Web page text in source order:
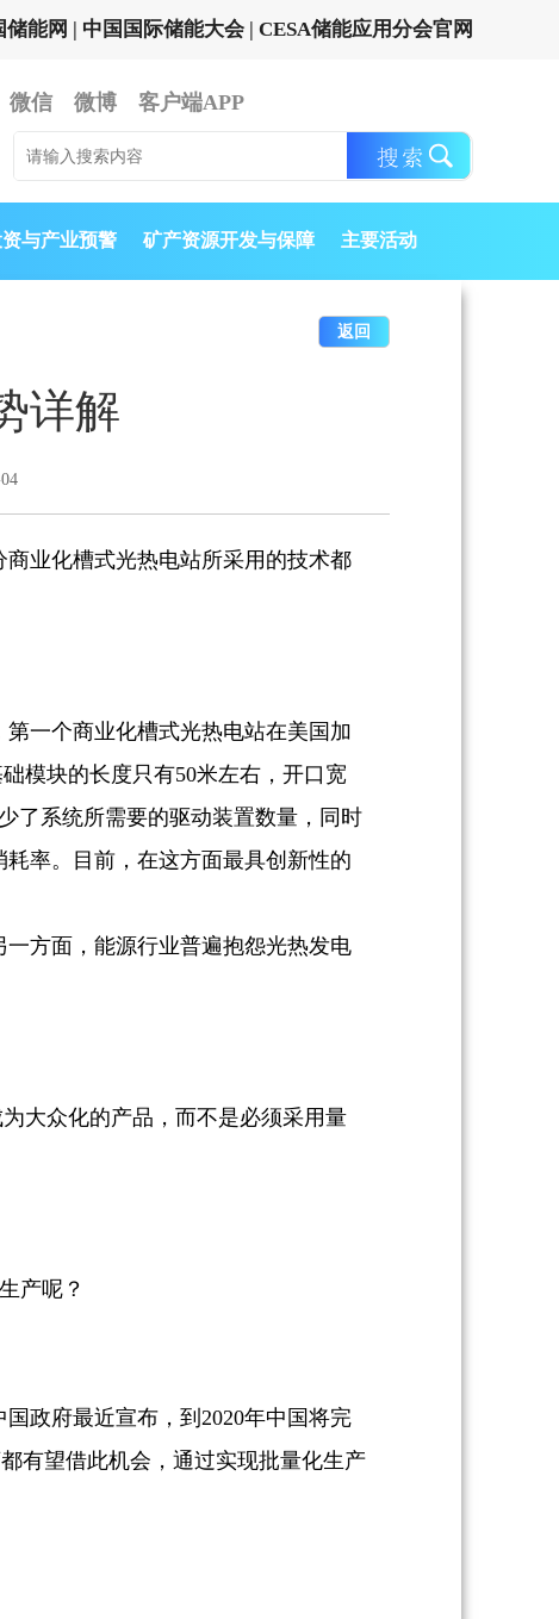
储能网 | 中国国际储能大会 | CESA储能应用分会官网
微信 微博 客户端APP
与产业预警 矿产资源开发与保障 主要活动
返回
详解
业化槽式光热电站所采用的技术都
一个商业化槽式光热电站在美国加
模块的长度只有50米左右，开口宽
了系统所需要的驱动装置数量，同时
率。目前，在这方面最具创新性的
方面，能源行业普遍抱怨光热发电
大众化的产品，而不是必须采用量
产呢？
政府最近宣布，到2020年中国将完
有望借此机会，通过实现批量化生产